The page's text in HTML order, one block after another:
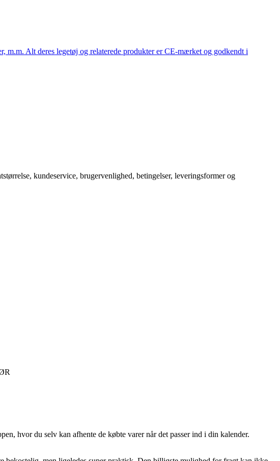
m.m. Alt deres legetøj og relaterede produkter er CE-mærket og godkendt i
kundeservice, brugervenlighed, betingelser, leveringsformer og
hvor du selv kan afhente de købte varer når det passer ind i din kalender.